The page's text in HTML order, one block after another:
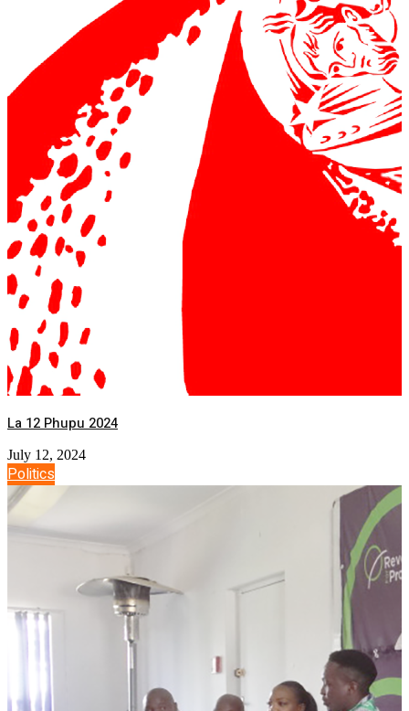
La 12 Phupu 2024
July 12, 2024
Politics